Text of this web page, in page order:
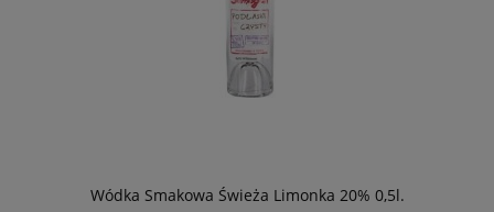
Wódka Smakowa Świeża Limonka 20% 0,5l.